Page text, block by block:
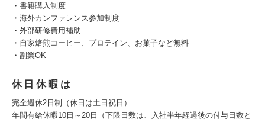
・書籍購入制度
・海外カンファレンス参加制度
・外部研修費用補助
・自家焙煎コーヒー、プロテイン、お菓子など無料
・副業OK
休日休暇は
完全週休2日制（休日は土日祝日）
年間有給休暇10日～20日（下限日数は、入社半年経過後の付与日数と